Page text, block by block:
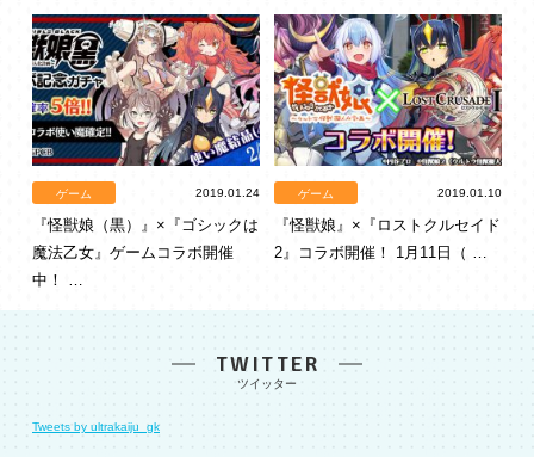
ゲーム 2019.01.24
『怪獣娘（黒）』×『ゴシックは
魔法乙女』ゲームコラボ開催
中！ …
ゲーム 2019.01.10
『怪獣娘』×『ロストクルセイド
2』コラボ開催！ 1月11日（ …
TWITTER
Tweets by ultrakaiju_gk